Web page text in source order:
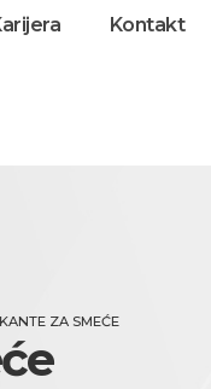
Kontakt
KANTE ZA SMEĆE